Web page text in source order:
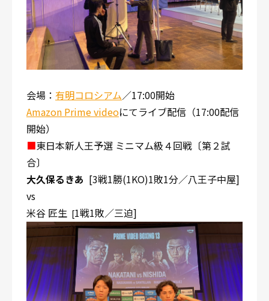
会場： 有明コロシアム／17:00開始
Amazon Prime videoにてライブ配信（17:00配信
開始）
■東日本新人王予選 ミニマム級４回戦〔第２試
合〕
大久保るきあ [3戦1勝(1KO)1敗1分／八王子中屋]
vs
米谷 匠生 [1戦1敗／三迫]